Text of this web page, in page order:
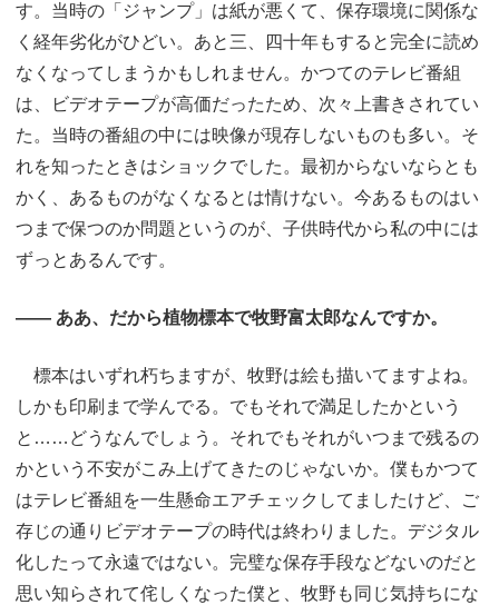
す。当時の「ジャンプ」は紙が悪くて、保存環境に関係な
く経年劣化がひどい。あと三、四十年もすると完全に読め
なくなってしまうかもしれません。かつてのテレビ番組
は、ビデオテープが高価だったため、次々上書きされてい
た。当時の番組の中には映像が現存しないものも多い。そ
れを知ったときはショックでした。最初からないならとも
かく、あるものがなくなるとは情けない。今あるものはい
つまで保つのか問題というのが、子供時代から私の中には
ずっとあるんです。
―― ああ、だから植物標本で牧野富太郎なんですか。
標本はいずれ朽ちますが、牧野は絵も描いてますよね。
しかも印刷まで学んでる。でもそれで満足したかという
と……どうなんでしょう。それでもそれがいつまで残るの
かという不安がこみ上げてきたのじゃないか。僕もかつて
はテレビ番組を一生懸命エアチェックしてましたけど、ご
存じの通りビデオテープの時代は終わりました。デジタル
化したって永遠ではない。完璧な保存手段などないのだと
思い知らされて侘しくなった僕と、牧野も同じ気持ちにな